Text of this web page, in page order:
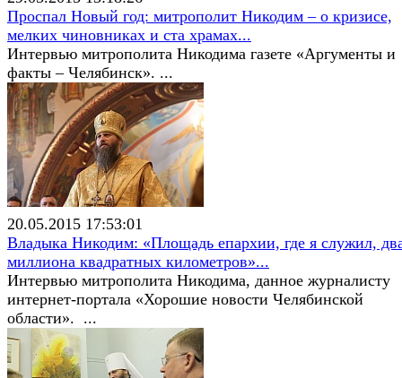
Проспал Новый год: митрополит Никодим – о кризисе,
мелких чиновниках и ста храмах...
Интервью митрополита Никодима газете «Аргументы и
факты – Челябинск». ...
20.05.2015 17:53:01
Владыка Никодим: «Площадь епархии, где я служил,
миллиона квадратных километров»...
Интервью митрополита Никодима, данное журналисту
интернет-портала «Хорошие новости Челябинской
области». ...